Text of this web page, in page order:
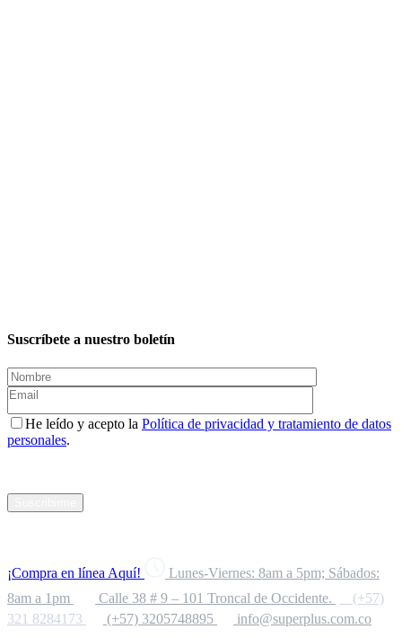
Suscríbete a nuestro boletín
He leído y acepto la Política de privacidad y tratamiento de datos
personales.
¡Compra en línea Aquí!
Lunes-Viernes: 8am a 5pm; Sábados:
8am a 1pm
Calle 38 # 9 – 101 Troncal de Occidente.
(+57)
321 8284173
(+57) 3205748895
info@superplus.com.co